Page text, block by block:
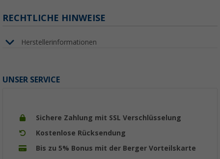
RECHTLICHE HINWEISE
Herstellerinformationen
UNSER SERVICE
Sichere Zahlung mit SSL Verschlüsselung
Kostenlose Rücksendung
Bis zu 5% Bonus mit der Berger Vorteilskarte